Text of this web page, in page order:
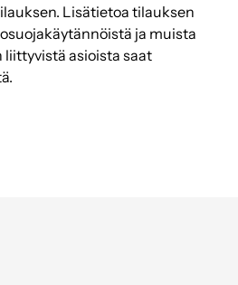
Lisätietoa tilauksen
ja muista
asioista saat